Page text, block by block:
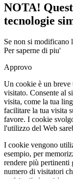
NOTA!
tecnologie
Se non si modificano
Per saperne di piu'
Approvo
Un cookie è un
visitato. Consente al
visita, come la tua
facilitare la tua visita
favore. I cookie
l'utilizzo del Web
I cookie vengono
esempio, per
rendere più pertinenti
numero di visitatori